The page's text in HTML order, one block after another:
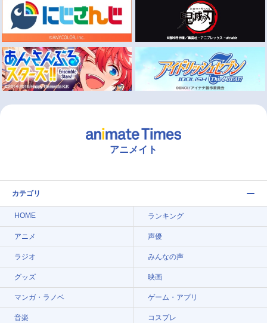
アニメイト
カテゴリ
HOME ランキング
アニメ 声優
ラジオ みんなの声
グッズ 映画
マンガ・ラノベ ゲーム・アプリ
音楽 コスプレ